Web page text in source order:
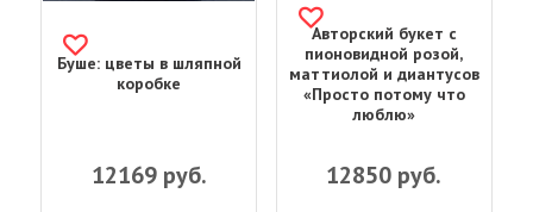
Буше: цветы в шляпной
коробке
12169руб.
Авторский букет с
пионовидной розой,
маттиолой и диантусов
«Просто потому что
люблю»
12850 руб.